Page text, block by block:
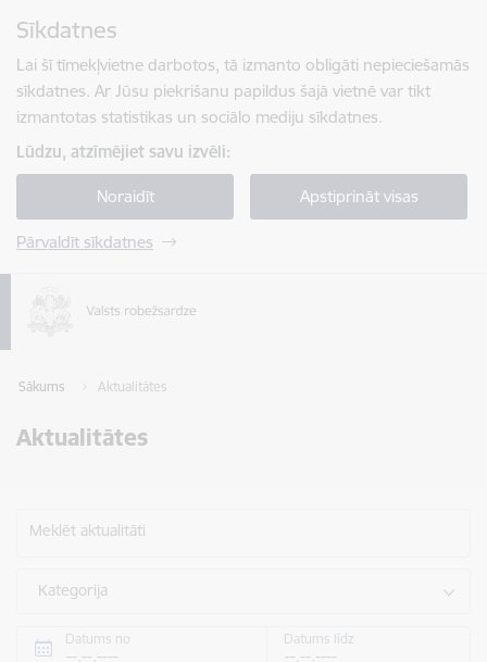
Sīkdatnes
Lai šī tīmekļvietne darbotos, tā izmanto obligāti nepieciešamās
sīkdatnes. Ar Jūsu piekrišanu papildus šajā vietnē var tikt
izmantotas statistikas un sociālo mediju sīkdatnes.
Lūdzu, atzīmējiet savu izvēli:
Noraidīt Apstiprināt visas
Pārvaldīt sīkdatnes
Sākums Aktualitātes
Aktualitātes
Meklēt aktualitāti
Kategorija
Datums no Datums līdz